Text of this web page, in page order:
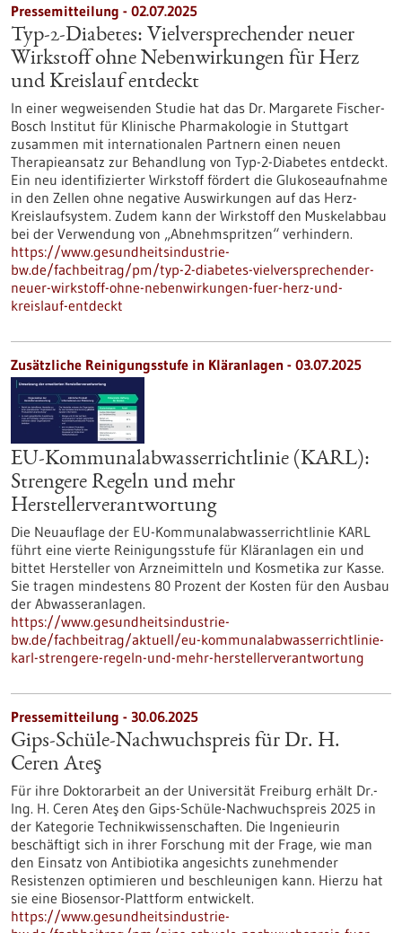
Pressemitteilung - 02.07.2025
Typ-2-Diabetes: Vielversprechender neuer
Wirkstoff ohne Nebenwirkungen für Herz
und Kreislauf entdeckt
In einer wegweisenden Studie hat das Dr. Margarete Fischer-
Bosch Institut für Klinische Pharmakologie in Stuttgart
zusammen mit internationalen Partnern einen neuen
Therapieansatz zur Behandlung von Typ-2-Diabetes entdeckt.
Ein neu identifizierter Wirkstoff fördert die Glukoseaufnahme
in den Zellen ohne negative Auswirkungen auf das Herz-
Kreislaufsystem. Zudem kann der Wirkstoff den Muskelabbau
bei der Verwendung von „Abnehmspritzen“ verhindern.
https://www.gesundheitsindustrie-
bw.de/fachbeitrag/pm/typ-2-diabetes-vielversprechender-
neuer-wirkstoff-ohne-nebenwirkungen-fuer-herz-und-
kreislauf-entdeckt
Zusätzliche Reinigungsstufe in Kläranlagen - 03.07.2025
EU-Kommunalabwasserrichtlinie (KARL):
Strengere Regeln und mehr
Herstellerverantwortung
Die Neuauflage der EU-Kommunalabwasserrichtlinie KARL
führt eine vierte Reinigungsstufe für Kläranlagen ein und
bittet Hersteller von Arzneimitteln und Kosmetika zur Kasse.
Sie tragen mindestens 80 Prozent der Kosten für den Ausbau
der Abwasseranlagen.
https://www.gesundheitsindustrie-
bw.de/fachbeitrag/aktuell/eu-kommunalabwasserrichtlinie-
karl-strengere-regeln-und-mehr-herstellerverantwortung
Pressemitteilung - 30.06.2025
Gips-Schüle-Nachwuchspreis für Dr. H.
Ceren Ateş
Für ihre Doktorarbeit an der Universität Freiburg erhält Dr.-
Ing. H. Ceren Ateş den Gips-Schüle-Nachwuchspreis 2025 in
der Kategorie Technikwissenschaften. Die Ingenieurin
beschäftigt sich in ihrer Forschung mit der Frage, wie man
den Einsatz von Antibiotika angesichts zunehmender
Resistenzen optimieren und beschleunigen kann. Hierzu hat
sie eine Biosensor-Plattform entwickelt.
https://www.gesundheitsindustrie-